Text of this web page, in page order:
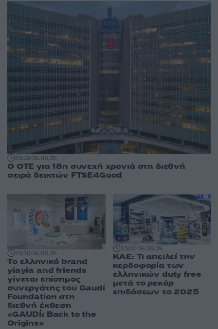
15:2906.08.26
Ο ΟΤΕ για 18η συνεχή χρονιά στη διεθνή
σειρά δεικτών FTSE4Good
15:1606.08.26
Το ελληνικό brand
yiayia and friends
γίνεται επίσημος
συνεργάτης του Gaudí
Foundation στη
διεθνή έκθεση
«GAUDÍ: Back to the
Origins»
15:0006.08.26
ΚΑΕ: Τι απειλεί την
κερδοφορία των
ελληνικών duty free
μετά το ρεκόρ
επιδόσεων το 2025